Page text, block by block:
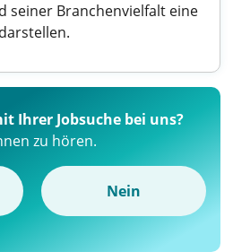
seiner Branchenvielfalt eine
Ihrer Jobsuche bei uns?
zu hören.
Nein